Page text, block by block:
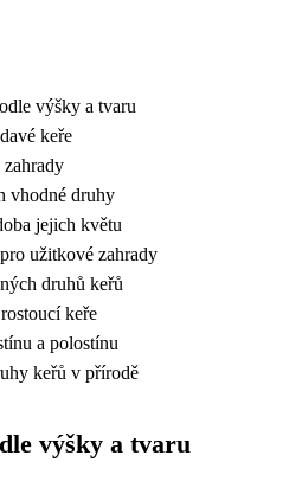
výšky a tvaru
keře
zahrady
vhodné druhy
jejich květu
užitkové zahrady
druhů keřů
keře
a polostínu
keřů v přírodě
výšky a tvaru